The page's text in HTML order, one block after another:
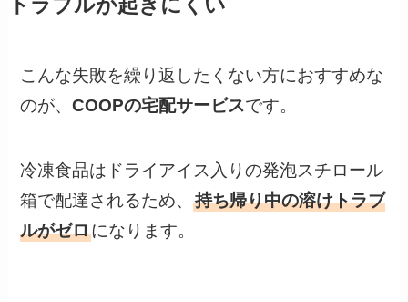
トラブルが起きにくい
こんな失敗を繰り返したくない方におすすめな
のが、COOPの宅配サービスです。
冷凍食品はドライアイス入りの発泡スチロール
箱で配達されるため、持ち帰り中の溶けトラブ
ルがゼロになります。